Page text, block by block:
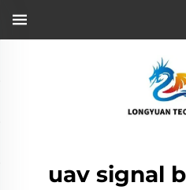
uav signal